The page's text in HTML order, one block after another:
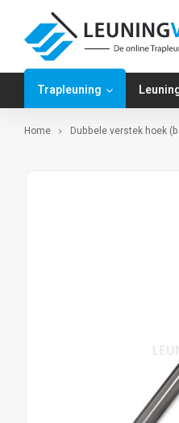
Trapleuning
Home Dubbele verstek hoek